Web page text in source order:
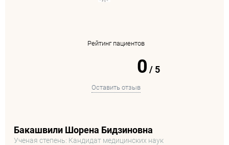
Рейтинг пациентов
0 /5
Оставить отзыв
Бакашвили Шорена Бидзиновна
Ученая степень: Кандидат медицинских наук